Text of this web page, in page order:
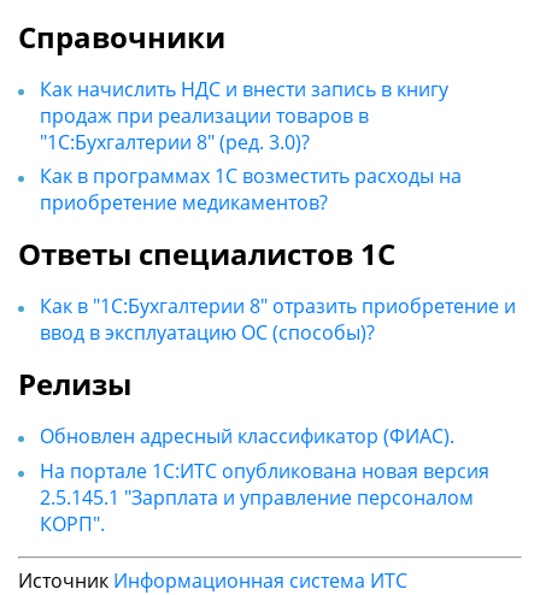
Справочники
Как начислить НДС и внести запись в книгу
продаж при реализации товаров в
"1С:Бухгалтерии 8" (ред. 3.0)?
Как в программах 1C возместить расходы на
приобретение медикаментов?
Ответы специалистов 1С
Как в "1С:Бухгалтерии 8" отразить приобретение и
ввод в эксплуатацию ОС (способы)?
Релизы
Обновлен адресный классификатор (ФИАС).
На портале 1С:ИТС опубликована новая версия
2.5.145.1 "Зарплата и управление персоналом
КОРП".
Источник Информационная система ИТС